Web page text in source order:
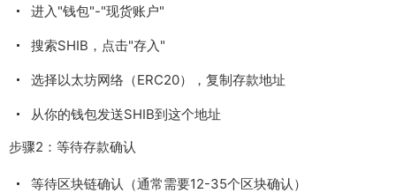
进入"钱包"-"现货账户"
搜索SHIB，点击"存入"
选择以太坊网络（ERC20），复制存款地址
从你的钱包发送SHIB到这个地址
步骤2：等待存款确认
等待区块链确认（通常需要12-35个区块确认）